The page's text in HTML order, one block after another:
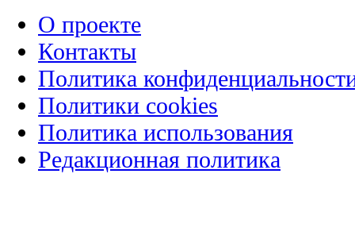
О проекте
Контакты
Политика
Политики cookies
Политика использования
Редакционная политика